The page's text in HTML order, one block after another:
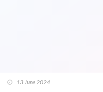
13 June 2024